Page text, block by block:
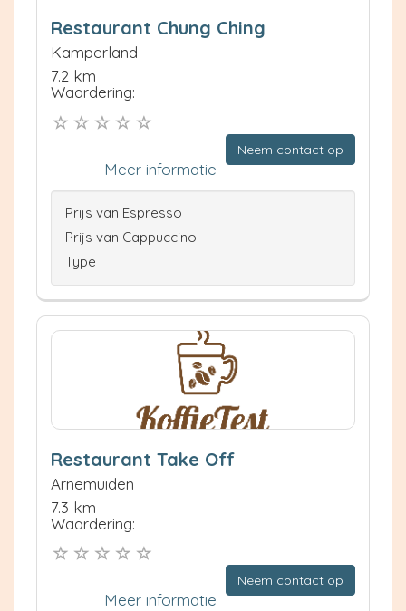
Restaurant Chung Ching
Kamperland
7.2 km
Waardering:
Neem contact op
Meer informatie
Prijs van Espresso
Prijs van Cappuccino
Type
Restaurant Take Off
Arnemuiden
7.3 km
Waardering:
Neem contact op
Meer informatie